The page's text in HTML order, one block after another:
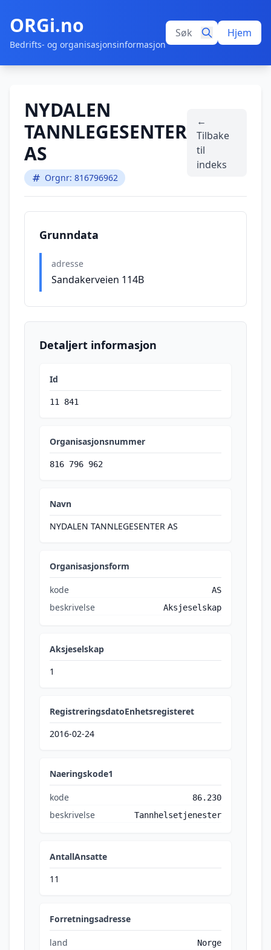
ORGi.no
Bedrifts- og organisasjonsinformasjon
Hjem
NYDALEN
TANNLEGESENTER
AS
Orgnr: 816796962
←
Tilbake
til
indeks
Grunndata
adresse
Sandakerveien 114B
Detaljert informasjon
Id
11 841
Organisasjonsnummer
816 796 962
Navn
NYDALEN TANNLEGESENTER AS
Organisasjonsform
kode AS
beskrivelse Aksjeselskap
Aksjeselskap
1
RegistreringsdatoEnhetsregisteret
2016-02-24
Naeringskode1
kode 86.230
beskrivelse Tannhelsetjenester
AntallAnsatte
11
Forretningsadresse
land Norge